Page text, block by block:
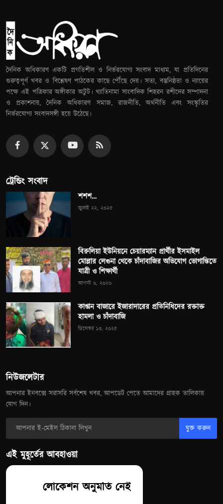
দৈনিক অধিকারণ একটি প্রগতিশীল ও নির্ভরযোগ্য সংবাদ মাধ্যম, যা প্রতিদিনের
গুরুত্বপূর্ণ খবর ও বিশ্লেষণ পাঠকের কাছে পৌঁছে দেয়। সত্য, বস্তুনিষ্ঠতা ও ন্যায়ের
পক্ষে এই পত্রিকার অঙ্গীকার অটুট। খ্যাতিনামা সাংবাদিক শিহরন রশীদের সম্পাদনা
ও প্রকাশনায়, দৈনিক অধিকারণ সমাজ, রাজনীতি, অর্থনীতি এবং সংস্কৃতির
নির্ভরযোগ্য সংবাদসঙ্গী হয়ে উঠেছে।
ট্রেন্ডিং সংবাদ
শশশ…
জুলাই ২২, ২০২৫
বিরুলিয়া ইউনিয়নে চেয়ারম্যান প্রার্থীর ইসমাইল
মোল্লার লেগুনা থেকে চাঁদাবাজির অভিযোগ ভোগান্তিতে
যাত্রী ও শিক্ষার্থী
আগস্ট ৬, ২০২৬
কাপ্তান বাজারে ইজারাদারের প্রতিনিধিদের রক্তাক্ত
হামলা ও চাঁদাবাজি
ডিসেম্বর ১৩, ২০২৫
নিউজলেটার
আপনার ইনবক্সে সরাসরি সর্বশেষ খবর, আপডেট পেতে আমাদের গ্রাহক তালিকায়
যোগ দিন।
যুক্ত করুন
এই মুহূর্তের আবহাওয়া
লোকেশন অনুমতি নেই